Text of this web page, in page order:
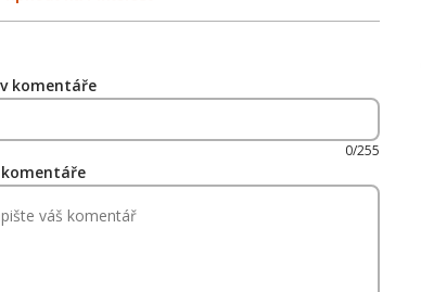
komentáře
0/255